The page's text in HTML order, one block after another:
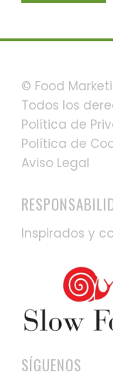
© Food
Todos los
Política de
Política de
Aviso Legal
Inspirados y
SÍGUENOS